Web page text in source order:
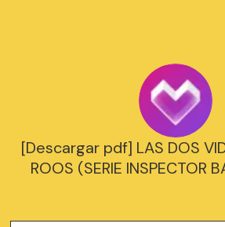
[Descargar pdf] LAS DOS
ROOS (SERIE INSPECTOR